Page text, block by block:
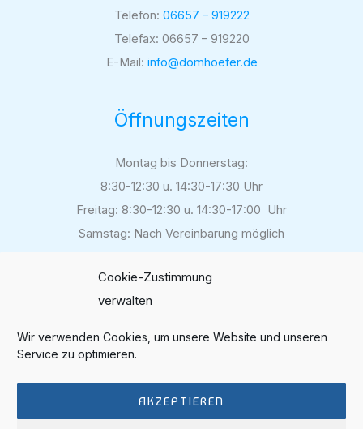
Cookie-Zustimmung
verwalten
Wir verwenden Cookies, um unsere Website und unseren
Service zu optimieren.
AKZEPTIEREN
Telefon: 06657 – 919222
Telefax: 06657 – 919220
E-Mail: info@domhoefer.de
Öffnungszeiten
Montag bis Donnerstag:
8:30-12:30 u. 14:30-17:30 Uhr
Freitag: 8:30-12:30 u. 14:30-17:00 Uhr
Samstag: Nach Vereinbarung möglich
Datenschutz